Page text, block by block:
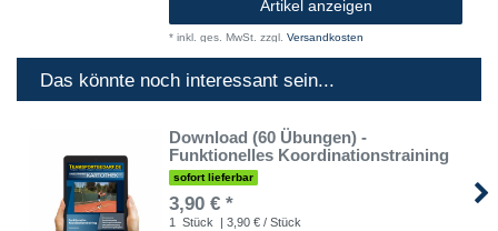
Artikel anzeigen
* inkl. ges. MwSt. zzgl. Versandkosten
Das könnte noch interessant sein...
Download (60 Übungen) -
Funktionelles Koordinationstraining
sofort lieferbar
3,90 € *
1 Stück | 3,90 € / Stück